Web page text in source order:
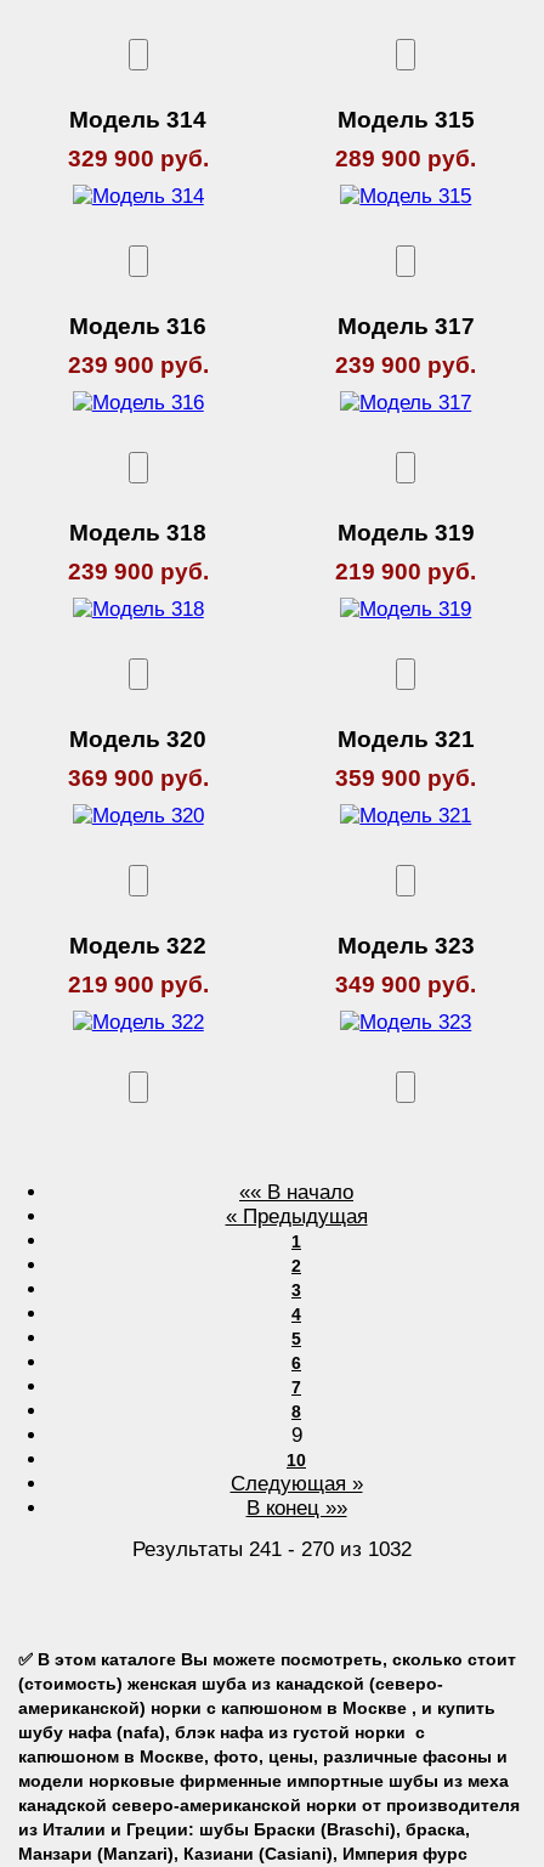
Модель 314
329 900 руб.
Модель 315
289 900 руб.
Модель 316
239 900 руб.
Модель 317
239 900 руб.
Модель 318
239 900 руб.
Модель 319
219 900 руб.
Модель 320
369 900 руб.
Модель 321
359 900 руб.
Модель 322
219 900 руб.
Модель 323
349 900 руб.
«« В начало
« Предыдущая
1
2
3
4
5
6
7
8
9
10
Следующая »
В конец »»
Результаты 241 - 270 из 1032
✅ В этом каталоге Вы можете посмотреть, сколько стоит
(стоимость) женская шуба из канадской (северо-
американской) норки с капюшоном в Москве , и купить
шубу нафа (nafa), блэк нафа из густой норки c
капюшоном в Москве, фото, цены, различные фасоны и
модели норковые фирменные импортные шубы из меха
канадской северо-американской норки от производителя
из Италии и Греции: шубы Браски (Braschi), браска,
Манзари (Manzari), Казиани (Casiani), Империя фурс